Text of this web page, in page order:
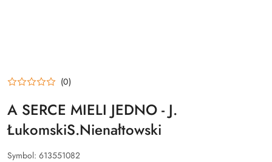
(0)
A SERCE MIELI JEDNO - J.
ŁukomskiS.Nienałtowski
Symbol: 613551082